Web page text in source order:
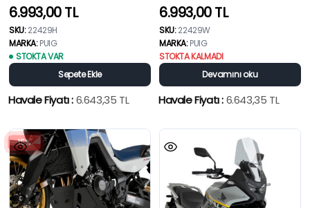
6.993,00TL
SKU: 22429H
MARKA:PUIG
STOKTA VAR
Sepete Ekle
Havale Fiyatı :6.643,35 TL
6.993,00TL
SKU: 22429W
MARKA:PUIG
STOKTA KALMADI
Devamını oku
Havale Fiyatı :6.643,35 TL
15%